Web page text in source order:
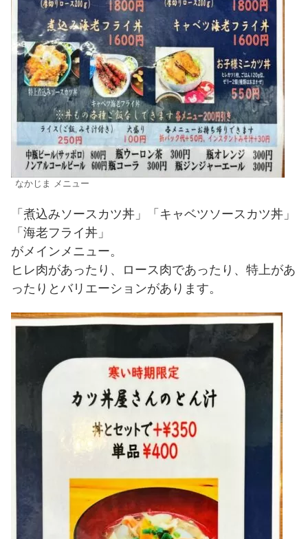
なかじま メニュー
「煮込みソースカツ丼」「キャベツソースカツ丼」
「海老フライ丼」
がメインメニュー。
ヒレ肉があったり、ロース肉であったり、特上があ
ったりとバリエーションがあります。